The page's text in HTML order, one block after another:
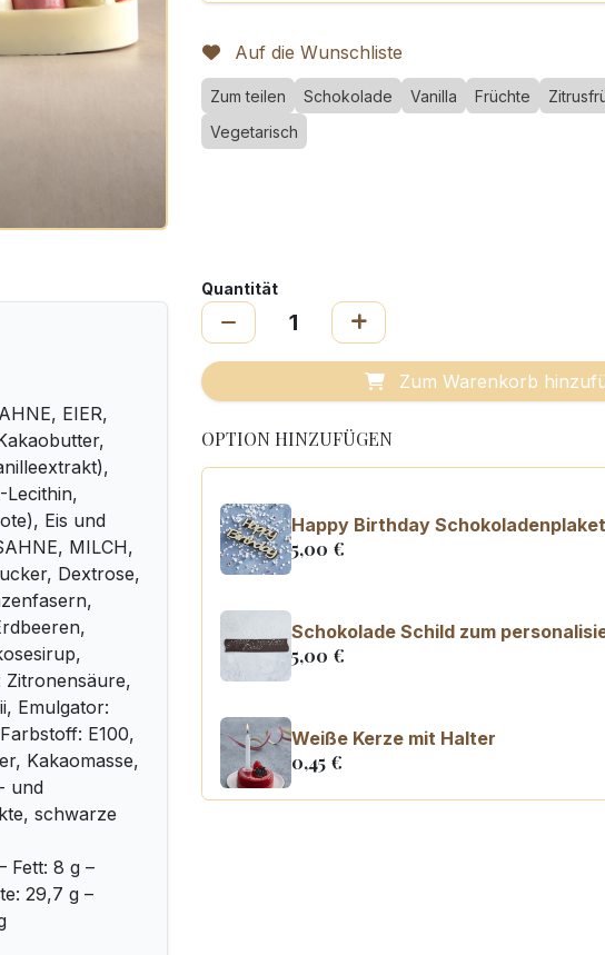
Auf die Wunschliste
Zum teilen Schokolade Vanilla Früchte
Vegetarisch
EIER,
Lecithin,
Eis und
MILCH,
Dextrose,
Zitronensäure,
Emulgator:
E100,
Kakaomasse,
und
schwarze
Fett: 8 g –
29,7 g –
Quantität
Zum Warenkorb
OPTION HINZUFÜGEN
Happy Birthday
5,00 €
Schokolade Schild zum
5,00 €
Weiße Kerze mit Halter
0,45 €